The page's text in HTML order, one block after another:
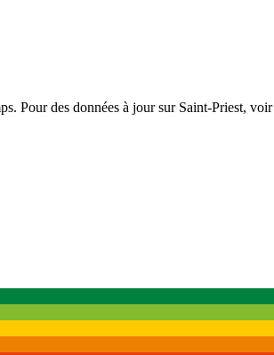
Pour des données à jour sur Saint-Priest, voir